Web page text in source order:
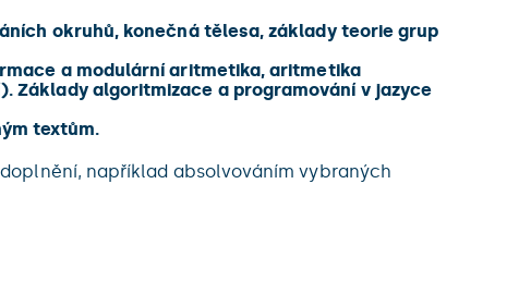
okruhů, konečná tělesa, základy teorie grup
a modulární aritmetika, aritmetika
Základy algoritmizace a programování v jazyce
textům.
například absolvováním vybraných